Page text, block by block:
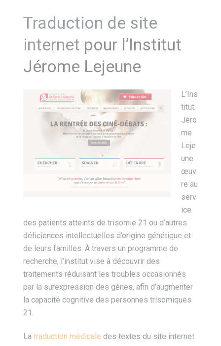
Traduction de site
internet pour l’Institut
Jérome Lejeune
L’Ins
titut
Jéro
me
Leje
une
œuv
re au
serv
ice
des patients atteints de trisomie 21 ou d’autres
déficiences intellectuelles d’origine génétique et
de leurs familles. À travers un programme de
recherche, l’institut vise à découvrir des
traitements réduisant les troubles occasionnés
par la surexpression des gènes, afin d’augmenter
la capacité cognitive des personnes trisomiques
21.
La traduction médicale des textes du site internet